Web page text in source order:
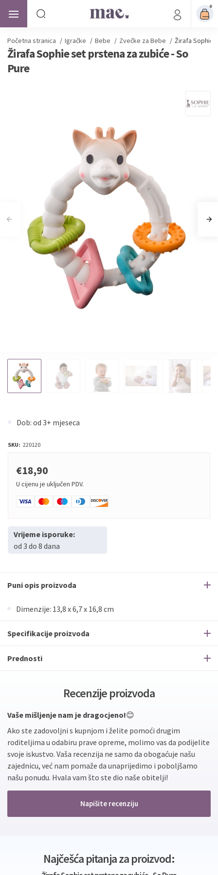
0
Početna stranica / Igračke / Bebe / Zvečke za Bebe / Žirafa Sophie
Žirafa Sophie set prstena za zubiće - So
Pure
Dob: od 3+ mjeseca
SKU: 220120
€18,90
U cijenu je uključen PDV.
Vrijeme isporuke:
od 3 do 8 dana
Puni opis proizvoda
Dimenzije: 13,8 x 6,7 x 16,8 cm
Specifikacije proizvoda
Prednosti
Recenzije proizvoda
Vaše mišljenje nam je dragocjeno!😊
Ako ste zadovoljni s kupnjom i želite pomoći drugim
roditeljima u odabiru prave opreme, molimo vas da podijelite
svoje iskustvo. Vaša recenzija ne samo da obogaćuje našu
zajednicu, već nam pomaže da unaprijedimo i poboljšamo
našu ponudu. Hvala vam što ste dio naše obitelji!
Napišite recenziju
Najčešća pitanja za proizvod: